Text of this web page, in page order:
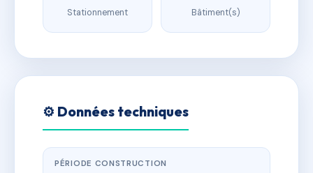
Stationnement Bâtiment(s)
⚙️ Données techniques
PÉRIODE CONSTRUCTION